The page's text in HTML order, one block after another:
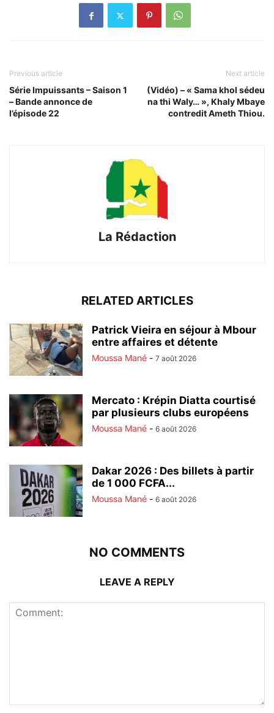
Previous article
Série Impuissants – Saison 1
– Bande annonce de
l’épisode 22
Next article
(Vidéo) – « Sama khol sédeu
na thi Waly… », Khaly Mbaye
contredit Ameth Thiou.
La Rédaction
RELATED ARTICLES
Patrick Vieira en séjour à Mbour
entre affaires et détente
Moussa Mané - 7 août 2026
Mercato : Krépin Diatta courtisé
par plusieurs clubs européens
Moussa Mané - 6 août 2026
Dakar 2026 : Des billets à partir
de 1 000 FCFA...
Moussa Mané - 6 août 2026
NO COMMENTS
LEAVE A REPLY